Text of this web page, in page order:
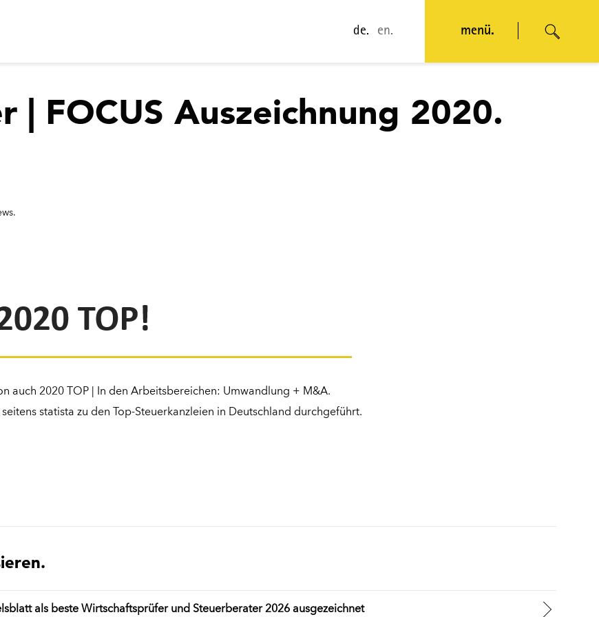
de. en. menü.
| FOCUS Auszeichnung 2020.
auch 2020 TOP | In den Arbeitsbereichen: Umwandlung + M&A.
statista zu den Top-Steuerkanzleien in Deutschland durchgeführt.
als beste Wirtschaftsprüfer und Steuerberater 2026 ausgezeichnet